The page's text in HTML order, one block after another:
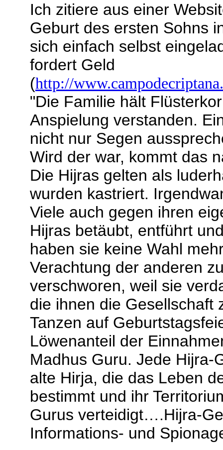
Ich zitiere aus einer
Geburt des ersten Sohns
sich einfach selbst
fordert Geld
(http://
"Die Familie hält
Anspielung verstanden.
nicht nur Segen
Wird der war, kommt das
Die Hijras gelten als
wurden kastriert.
Viele auch gegen ihren
Hijras betäubt, entführt
haben sie keine Wahl
Verachtung der anderen
verschworen, weil sie
die ihnen die Gesellschaft
Tanzen auf
Löwenanteil der
Madhus Guru. Jede Hijra-
alte Hirja, die das Leben
bestimmt und ihr
Gurus verteidigt….Hijra-
Informations- und